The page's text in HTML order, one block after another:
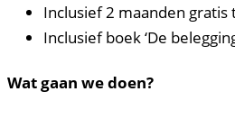
Inclusief 2 maanden gratis
Inclusief boek ‘De
Wat gaan we doen?